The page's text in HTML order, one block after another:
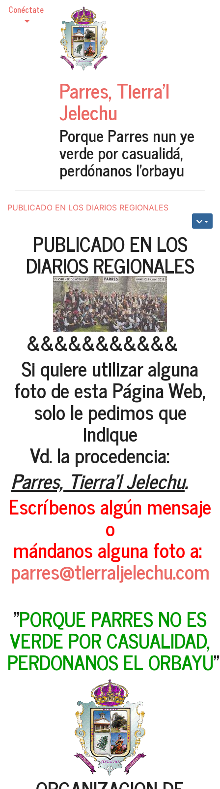
Conéctate
Parres, Tierra'l
Jelechu
Porque Parres nun ye
verde por casualidá,
perdónanos l'orbayu
PUBLICADO EN LOS DIARIOS REGIONALES
PUBLICADO EN LOS
DIARIOS REGIONALES
&&&&&&&&&&&
Si quiere utilizar alguna
foto de esta Página Web,
solo le pedimos que
indique
Vd. la procedencia:
Parres, Tierra'l Jelechu.
Escríbenos algún mensaje
o
mándanos alguna foto a:
parres@tierraljelechu.com
"PORQUE PARRES NO ES
VERDE POR CASUALIDAD,
PERDONANOS EL ORBAYU"